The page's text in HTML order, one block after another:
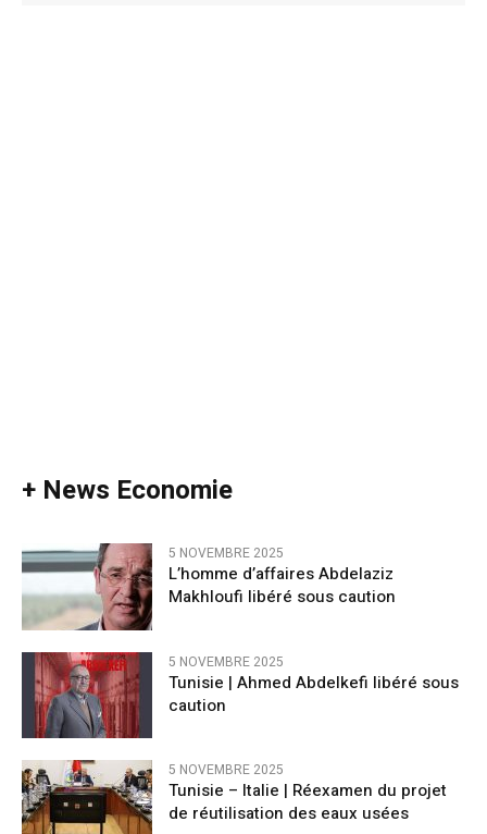
+ News Economie
5 NOVEMBRE 2025
L’homme d’affaires Abdelaziz
Makhloufi libéré sous caution
5 NOVEMBRE 2025
Tunisie | Ahmed Abdelkefi libéré sous
caution
5 NOVEMBRE 2025
Tunisie – Italie | Réexamen du projet
de réutilisation des eaux usées